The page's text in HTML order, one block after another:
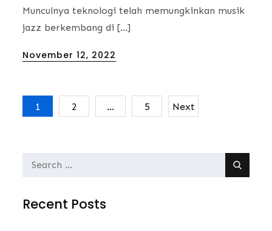
Munculnya teknologi telah memungkinkan musik
jazz berkembang di […]
Posted
November 12, 2022
Posts
navigation
1 2 … 5 Next
Search
Recent Posts